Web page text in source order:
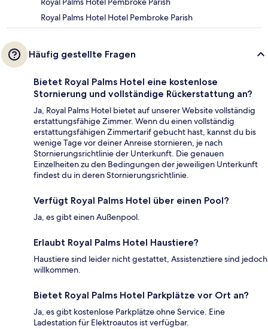
Royal Palms Hotel Hotel Pembroke Parish
Häufig gestellte Fragen
Bietet Royal Palms Hotel eine kostenlose
Stornierung und vollständige Rückerstattung an?
Ja, Royal Palms Hotel bietet auf unserer Website vollständig
erstattungsfähige Zimmer. Wenn du einen vollständig
erstattungsfähigen Zimmertarif gebucht hast, kannst du bis
wenige Tage vor deiner Anreise stornieren, je nach
Stornierungsrichtlinie der Unterkunft. Die genauen
Einzelheiten zu den Bedingungen der jeweiligen Unterkunft
findest du in deren Stornierungsrichtlinie.
Verfügt Royal Palms Hotel über einen Pool?
Ja, es gibt einen Außenpool.
Erlaubt Royal Palms Hotel Haustiere?
Haustiere sind leider nicht gestattet, Assistenztiere sind jedoch
willkommen.
Bietet Royal Palms Hotel Parkplätze vor Ort an?
Ja, es gibt kostenlose Parkplätze ohne Service. Eine
Ladestation für Elektroautos ist verfügbar.